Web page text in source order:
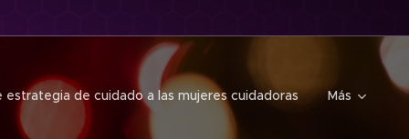
de cuidado a las mujeres cuidadoras Más